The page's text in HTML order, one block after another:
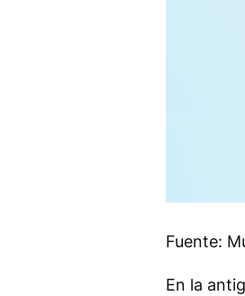
Fuente:
En la